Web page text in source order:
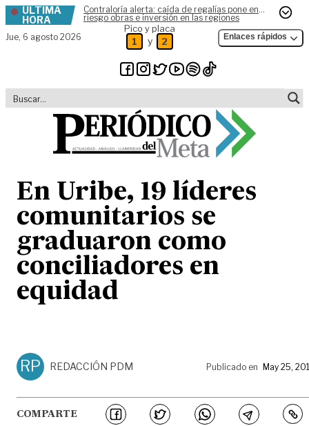
Skip to content
ÚLTIMA
HORA
Contraloría alerta: caída de regalías pone en
riesgo obras e inversión en las regiones
Jue, 6 agosto 2026
Pico y placa
1 y 2 Enlaces rápidos
En Uribe, 19 líderes
comunitarios se
graduaron como
conciliadores en
equidad
RP REDACCIÓN PDM Publicado en May 25,
COMPARTE